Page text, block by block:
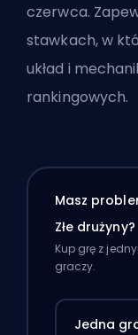
czerwca.
stawkach, w
układ i
rankingowych.
Masz
Złe drużyny?
Kup grę z
graczy.
Jedna